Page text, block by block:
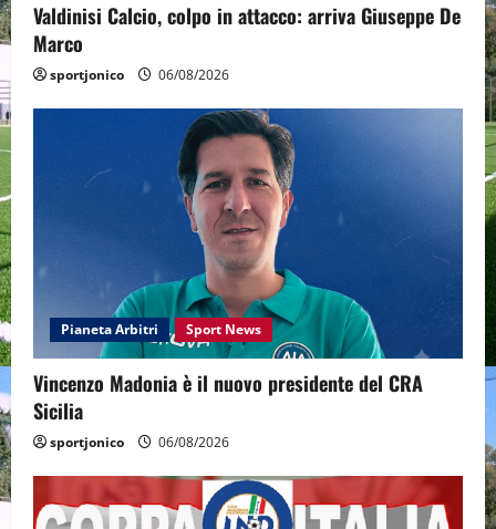
Valdinisi Calcio, colpo in attacco: arriva Giuseppe De
Marco
sportjonico 06/08/2026
Pianeta Arbitri Sport News
Vincenzo Madonia è il nuovo presidente del CRA
Sicilia
sportjonico 06/08/2026